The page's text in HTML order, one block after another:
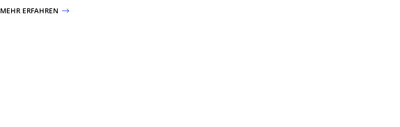
MEHR ERFAHREN $